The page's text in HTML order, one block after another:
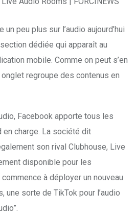
peu plus sur l’audio aujourd’hui
dédiée qui apparaît au
mobile. Comme on peut s’en
regroupe des contenus en
Facebook apporte tous les
en charge. La société dit
son rival Clubhouse, Live
disponible pour les
à déployer un nouveau
une sorte de TikTok pour l’audio